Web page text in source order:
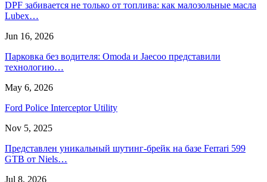
DPF забивается не только от топлива: как малозольные масла
Lubex…
Jun 16, 2026
Парковка без водителя: Omoda и Jaecoo представили
технологию…
May 6, 2026
Ford Police Interceptor Utility
Nov 5, 2025
Представлен уникальный шутинг-брейк на базе Ferrari 599
GTB от Niels…
Jul 8, 2026